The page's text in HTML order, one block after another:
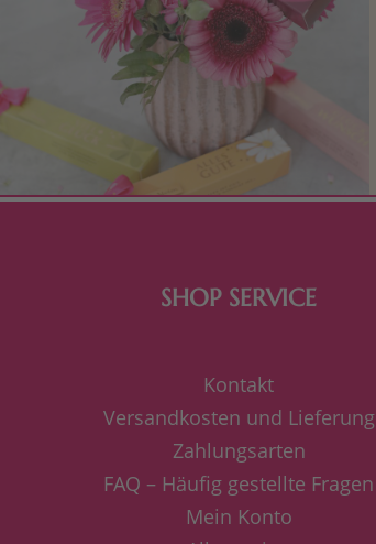
SHOP SERVICE
Kontakt
Versandkosten und Lieferung
Zahlungsarten
FAQ – Häufig gestellte Fragen
Mein Konto